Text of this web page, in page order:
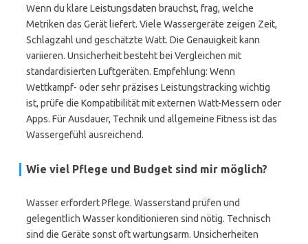
Wenn du klare Leistungsdaten brauchst, frag, welche
Metriken das Gerät liefert. Viele Wassergeräte zeigen Zeit,
Schlagzahl und geschätzte Watt. Die Genauigkeit kann
variieren. Unsicherheit besteht bei Vergleichen mit
standardisierten Luftgeräten. Empfehlung: Wenn
Wettkampf- oder sehr präzises Leistungstracking wichtig
ist, prüfe die Kompatibilität mit externen Watt-Messern oder
Apps. Für Ausdauer, Technik und allgemeine Fitness ist das
Wassergefühl ausreichend.
Wie viel Pflege und Budget sind mir möglich?
Wasser erfordert Pflege. Wasserstand prüfen und
gelegentlich Wasser konditionieren sind nötig. Technisch
sind die Geräte sonst oft wartungsarm. Unsicherheiten